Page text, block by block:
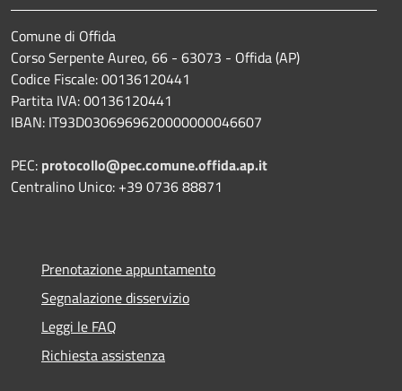
Comune di Offida
Corso Serpente Aureo, 66 - 63073 - Offida (AP)
Codice Fiscale: 00136120441
Partita IVA: 00136120441
IBAN: IT93D0306969620000000046607
PEC: protocollo@pec.comune.offida.ap.it
Centralino Unico: +39 0736 88871
Prenotazione appuntamento
Segnalazione disservizio
Leggi le FAQ
Richiesta assistenza